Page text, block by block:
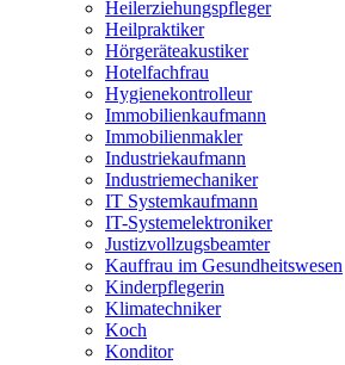
Heilerziehungspfleger
Heilpraktiker
Hörgeräteakustiker
Hotelfachfrau
Hygienekontrolleur
Immobilienkaufmann
Immobilienmakler
Industriekaufmann
Industriemechaniker
IT Systemkaufmann
IT-Systemelektroniker
Justizvollzugsbeamter
Kauffrau im Gesundheitswesen
Kinderpflegerin
Klimatechniker
Koch
Konditor